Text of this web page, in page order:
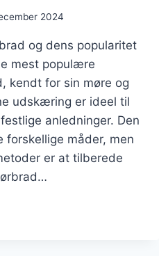
2024
og dens popularitet
mest populære
kendt for sin møre og
udskæring er ideel til
anledninger. Den
forskellige måder, men
er at tilberede